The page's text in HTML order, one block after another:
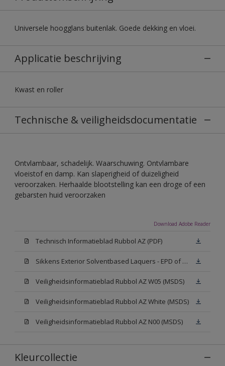
Universele hoogglans buitenlak. Goede dekking en vloei.
Applicatie beschrijving
Kwast en roller
Technische & veiligheidsdocumentatie
Ontvlambaar, schadelijk. Waarschuwing. Ontvlambare
vloeistof en damp. Kan slaperigheid of duizeligheid
veroorzaken. Herhaalde blootstelling kan een droge of een
gebarsten huid veroorzaken
Download Adobe Reader
Technisch Informatieblad Rubbol AZ (PDF)
Sikkens Exterior Solventbased Laquers - EPD of Milieuproductverklaring
Veiligheidsinformatieblad Rubbol AZ W05 (MSDS)
Veiligheidsinformatieblad Rubbol AZ White (MSDS)
Veiligheidsinformatieblad Rubbol AZ N00 (MSDS)
Kleurcollectie